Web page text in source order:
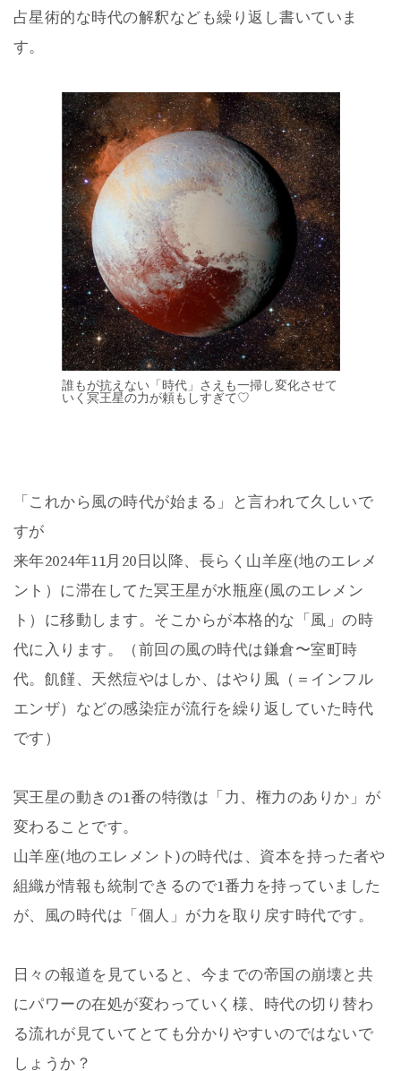
占星術的な時代の解釈なども繰り返し書いていま
す。
誰もが抗えない「時代」さえも一掃し変化させて
いく冥王星の力が頼もしすぎて♡
「これから風の時代が始まる」と言われて久しいで
すが
来年2024年11月20日以降、長らく山羊座(地のエレメ
ント）に滞在してた冥王星が水瓶座(風のエレメン
ト）に移動します。そこからが本格的な「風」の時
代に入ります。（前回の風の時代は鎌倉〜室町時
代。飢饉、天然痘やはしか、はやり風（＝インフル
エンザ）などの感染症が流行を繰り返していた時代
です）
冥王星の動きの1番の特徴は「力、権力のありか」が
変わることです。
山羊座(地のエレメント)の時代は、資本を持った者や
組織が情報も統制できるので1番力を持っていました
が、風の時代は「個人」が力を取り戻す時代です。
日々の報道を見ていると、今までの帝国の崩壊と共
にパワーの在処が変わっていく様、時代の切り替わ
る流れが見ていてとても分かりやすいのではないで
しょうか？